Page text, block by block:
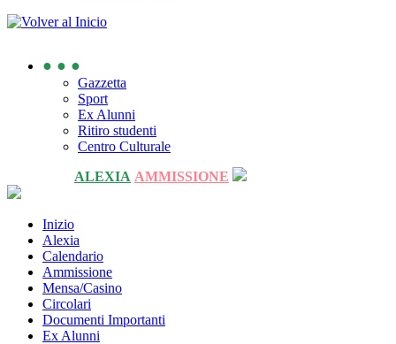
● ● ●
Gazzetta
Sport
Ex Alunni
Ritiro studenti
Centro Culturale
ALEXIA AMMISSIONE
Inizio
Alexia
Calendario
Ammissione
Mensa/Casino
Circolari
Documenti Importanti
Ex Alunni